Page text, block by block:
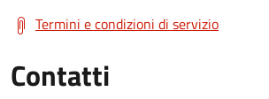
Termini e condizioni di servizio
Contatti